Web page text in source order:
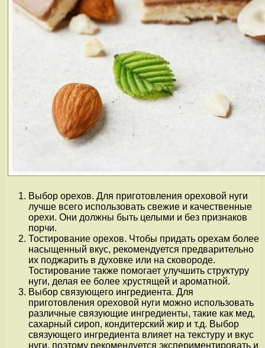
Выбор орехов. Для приготовления ореховой нуги
лучше всего использовать свежие и качественные
орехи. Они должны быть целыми и без признаков
порчи.
Тостирование орехов. Чтобы придать орехам более
насыщенный вкус, рекомендуется предварительно
их поджарить в духовке или на сковороде.
Тостирование также помогает улучшить структуру
нуги, делая ее более хрустящей и ароматной.
Выбор связующего ингредиента. Для
приготовления ореховой нуги можно использовать
различные связующие ингредиенты, такие как мед,
сахарный сироп, кондитерский жир и т.д. Выбор
связующего ингредиента влияет на текстуру и вкус
нуги, поэтому рекомендуется экспериментировать и